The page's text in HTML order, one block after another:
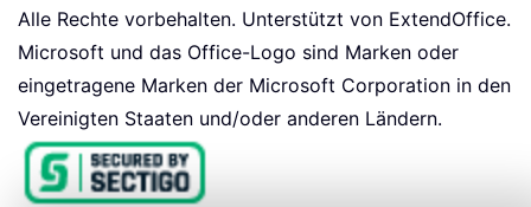
Alle Rechte vorbehalten. Unterstützt von ExtendOffice.
Microsoft und das Office-Logo sind Marken oder
eingetragene Marken der Microsoft Corporation in den
Vereinigten Staaten und/oder anderen Ländern.